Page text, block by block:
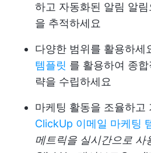
하고 자동화된 알림 알
을 추적하세요
다양한 범위를 활용하세
템플릿 를 활용하여 종
략을 수립하세요
마케팅 활동을 조율하고
ClickUp 이메일 마케팅
메트릭을 실시간으로 사